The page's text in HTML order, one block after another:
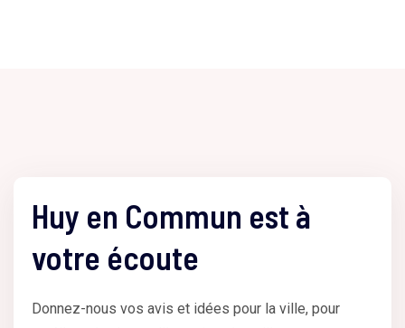
Huy en Commun est à
votre écoute
Donnez-nous vos avis et idées pour la ville, pour